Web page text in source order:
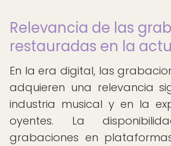
Relevancia de las
restauradas en la
En la era digital, las
adquieren una relevancia
industria musical y en la
oyentes. La
grabaciones en